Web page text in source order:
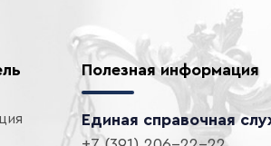
Полезная информация
Единая справочная